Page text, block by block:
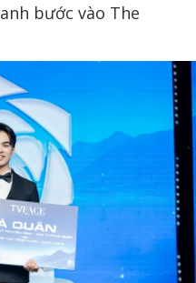
bước vào The